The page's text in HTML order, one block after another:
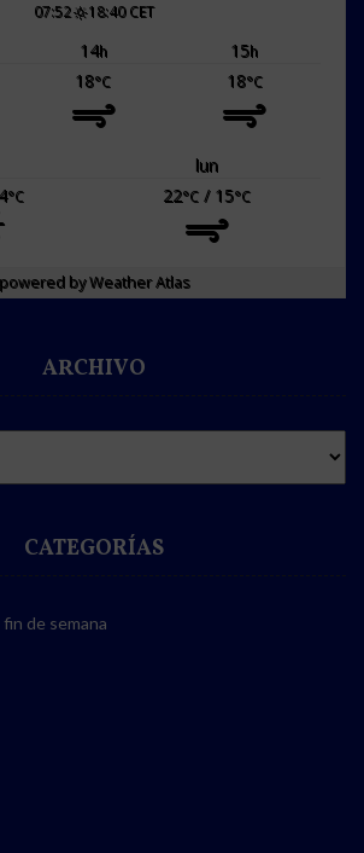
07:52 18:40 CET
14h 15h
18°C 18°C
lun
°C 22°C / 15°C
powered byWeather Atlas
ARCHIVO
CATEGORÍAS
de semana